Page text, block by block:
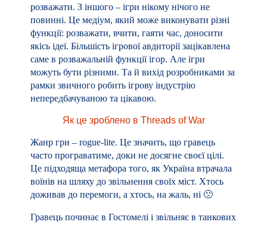
розважати. З іншого – ігри нікому нічого не
повинні. Це медіум, який може виконувати різні
функції: розважати, вчити, гаяти час, доносити
якісь ідеї. Більшість ігрової авдиторії зацікавлена
саме в розважальній функції ігор. Але ігри
можуть бути різними. Та й вихід розробниками за
рамки звичного робить ігрову індустрію
непередбачуваною та цікавою.
Як це зроблено в Threads of War
Жанр гри – rogue-lite. Це значить, що гравець
часто програватиме, доки не досягне своєї цілі.
Це підходяща метафора того, як Україна втрачала
воїнів на шляху до звільнення своїх міст. Хтось
доживав до перемоги, а хтось, на жаль, ні 🙁
Гравець починає в Гостомелі і звільняє в танкових